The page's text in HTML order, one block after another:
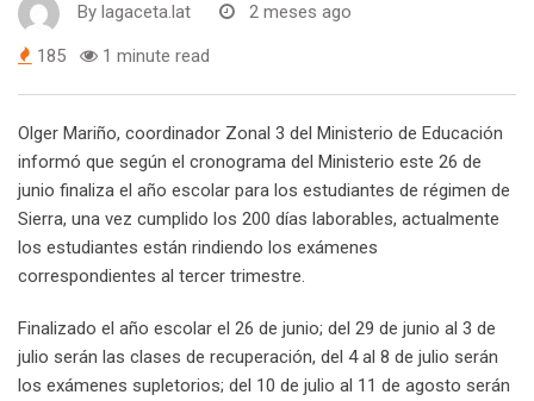
By lagaceta.lat 2 meses ago
185 1 minute read
Olger Mariño, coordinador Zonal 3 del Ministerio de Educación
informó que según el cronograma del Ministerio este 26 de
junio finaliza el año escolar para los estudiantes de régimen de
Sierra, una vez cumplido los 200 días laborables, actualmente
los estudiantes están rindiendo los exámenes
correspondientes al tercer trimestre.
Finalizado el año escolar el 26 de junio; del 29 de junio al 3 de
julio serán las clases de recuperación, del 4 al 8 de julio serán
los exámenes supletorios; del 10 de julio al 11 de agosto serán